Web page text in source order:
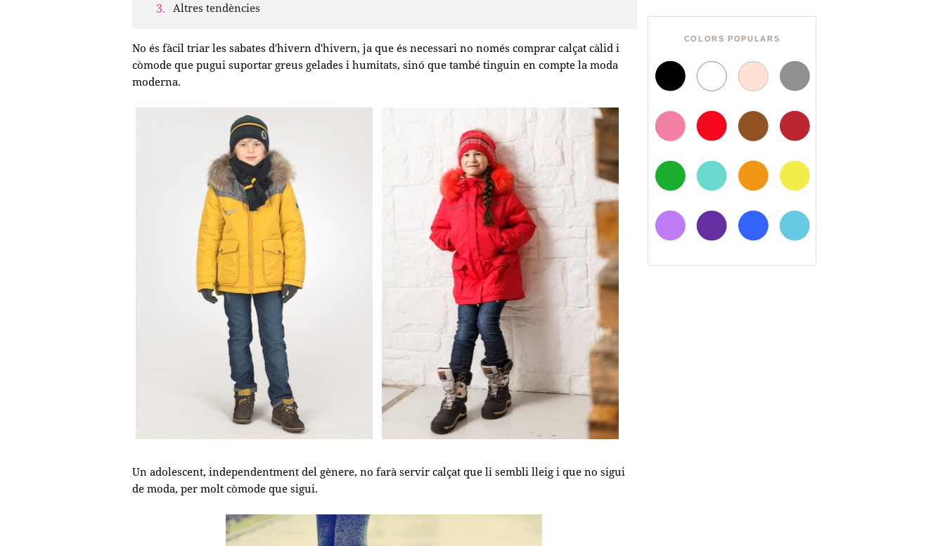
Altres tendències
No és fàcil triar les sabates d'hivern d'hivern, ja que és necessari no només comprar calçat càlid i
còmode que pugui suportar greus gelades i humitats, sinó que també tinguin en compte la moda
moderna.
Un adolescent, independentment del gènere, no farà servir calçat que li sembli lleig i que no sigui
de moda, per molt còmode que sigui.
COLORS POPULARS